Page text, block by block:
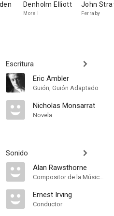
Denholm Elliott
Morell
John
Ferraby
Escritura
Eric Ambler
Guión, Guión Adaptado
Nicholas Monsarrat
Novela
Sonido
Alan Rawsthorne
Compositor de la Música Original, Música
Ernest Irving
Conductor